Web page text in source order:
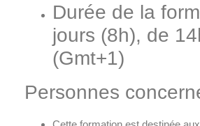
Durée de la
jours (8h), de
(Gmt+1)
Personnes